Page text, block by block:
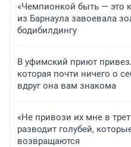
«Чемпионкой быть — это
из Барнаула завоевала
бодибилдингу
В уфимский приют
которая почти ничего о
вдруг она вам знакома
«Не привози их мне в
разводит голубей,
возвращаются